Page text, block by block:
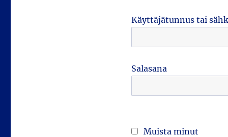
Käyttäjätunnus tai
Salasana
Muista minut